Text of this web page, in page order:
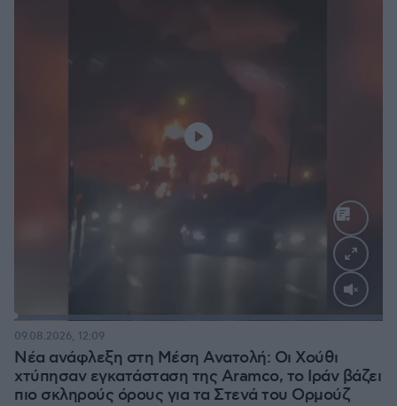
Νέα ανάφλεξη στη Μέση Ανατολή: Οι Χούθι
χτύπησαν εγκατάσταση της Aramco, το Ιράν βάζει
πιο σκληρούς όρους για τα Στενά του Ορμούζ
09.08.2026, 12:09